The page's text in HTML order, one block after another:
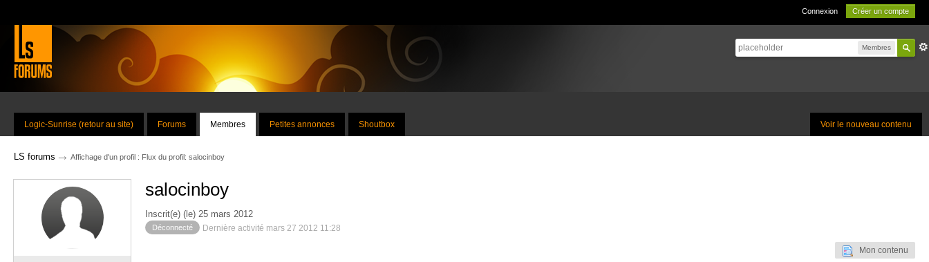
Connexion Créer un compte
Membres
Voir le nouveau contenu
Logic-Sunrise (retour au site) Forums Membres Petites annonces Shoutbox
LS forums → Affichage d'un profil : Flux du profil: salocinboy
salocinboy
Inscrit(e) (le) 25 mars 2012
Déconnecté Dernière activité mars 27 2012 11:28
Mon contenu